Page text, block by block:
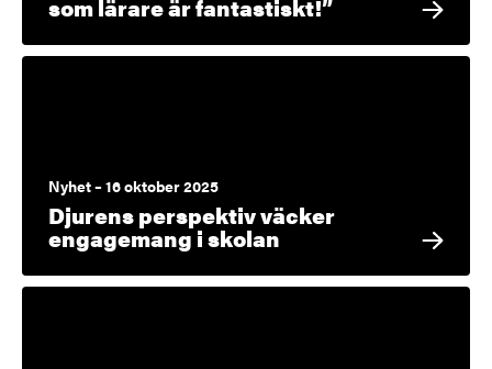
som lärare är fantastiskt!”
Nyhet – 16 oktober 2025
Djurens perspektiv väcker
engagemang i skolan